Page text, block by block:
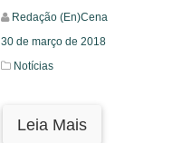
Redação (En)Cena
30 de março de 2018
Notícias
Leia Mais